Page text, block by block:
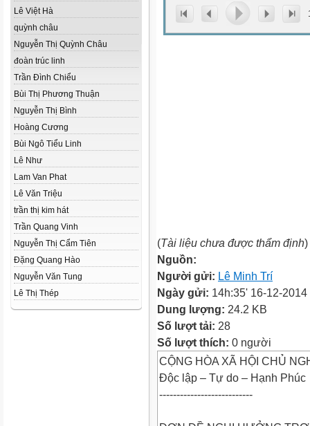
Lê Việt Hà
quỳnh châu
Nguyễn Thị Quỳnh Châu
đoàn trúc linh
Trần Đình Chiểu
Bùi Thị Phương Thuận
Nguyễn Thị Bình
Hoàng Cương
Bùi Ngô Tiểu Linh
Lê Như
Lam Van Phat
Lê Văn Triệu
trần thị kim hát
Trần Quang Vinh
Nguyễn Thị Cẩm Tiên
Đặng Quang Hào
Nguyễn Văn Tung
Lê Thị Thép
(Tài liệu chưa được thẩm định)
Nguồn:
Người gửi: Lê Minh Trí
Ngày gửi: 14h:35' 16-12-2014
Dung lượng: 24.2 KB
Số lượt tải: 28
Số lượt thích: 0 người
CỘNG HÒA XÃ HỘI CHỦ
Độc lập – Tự do – Hạnh Phúc
---------------------------